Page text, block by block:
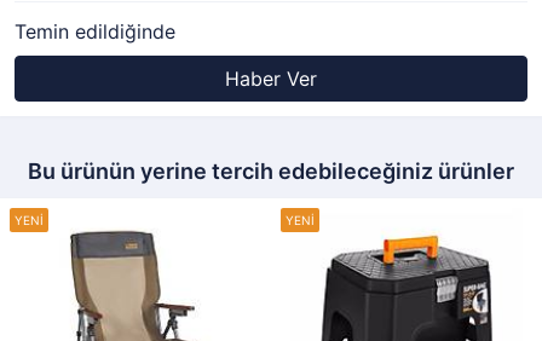
Temin edildiğinde
Haber Ver
Bu ürünün yerine tercih edebileceğiniz ürünler